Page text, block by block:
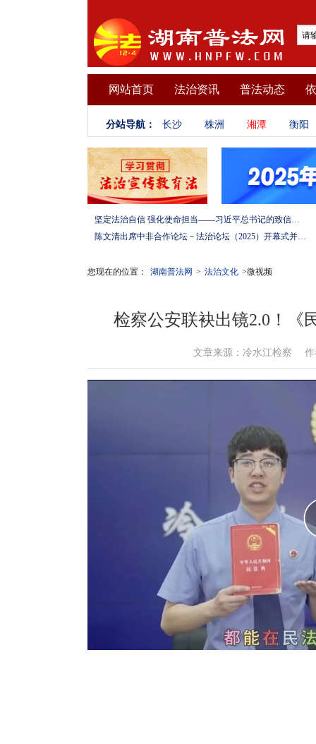
网站首页 法治资讯 普法动态
分站导航： 长沙 株洲 湘潭 衡阳
坚定法治自信 强化使命担当——习近平总书记的致信激励法学法律工作者投身全面依法治国伟大实践
陈文清出席中非合作论坛－法治论坛（2025）开幕式并在湖南调研
您现在的位置： 湖南普法网 > 法治文化 >微视频
检察公安联袂出镜2.0！《
文章来源：冷水江检察